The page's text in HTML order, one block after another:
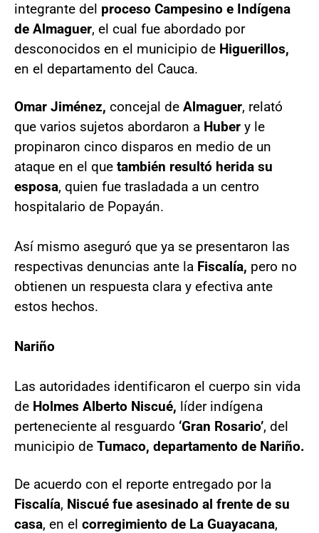
integrante del proceso Campesino e Indígena
de Almaguer, el cual fue abordado por
desconocidos en el municipio de Higuerillos,
en el departamento del Cauca.
Omar Jiménez, concejal de Almaguer, relató
que varios sujetos abordaron a Huber y le
propinaron cinco disparos en medio de un
ataque en el que también resultó herida su
esposa, quien fue trasladada a un centro
hospitalario de Popayán.
Así mismo aseguró que ya se presentaron las
respectivas denuncias ante la Fiscalía, pero no
obtienen un respuesta clara y efectiva ante
estos hechos.
Nariño
Las autoridades identificaron el cuerpo sin vida
de Holmes Alberto Niscué, líder indígena
perteneciente al resguardo ‘Gran Rosario’, del
municipio de Tumaco, departamento de Nariño.
De acuerdo con el reporte entregado por la
Fiscalía, Niscué fue asesinado al frente de su
casa, en el corregimiento de La Guayacana,